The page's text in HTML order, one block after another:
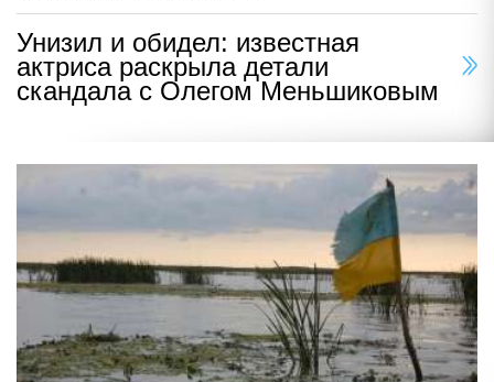
Унизил и обидел: известная
актриса раскрыла детали
скандала с Олегом Меньшиковым